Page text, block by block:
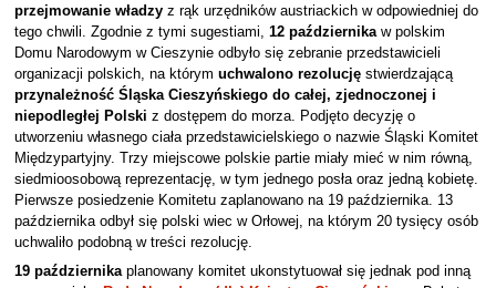
przejmowanie władzyz rąk urzędników austriackich w odpowiedniej do
tego chwili. Zgodnie z tymi sugestiami, 12 październikaw polskim
Domu Narodowym w Cieszynie odbyło się zebranie przedstawicieli
organizacji polskich, na którym uchwalono rezolucjęstwierdzającą
przynależność Śląska Cieszyńskiego do całej, zjednoczonej i
niepodległej Polski z dostępem do morza. Podjęto decyzję o
utworzeniu własnego ciała przedstawicielskiego o nazwie Śląski Komitet
Międzypartyjny. Trzy miejscowe polskie partie miały mieć w nim równą,
siedmioosobową reprezentację, w tym jednego posła oraz jedną kobietę.
Pierwsze posiedzenie Komitetu zaplanowano na 19 października. 13
października odbył się polski wiec w Orłowej, na którym 20 tysięcy osób
uchwaliło podobną w treści rezolucję.
19 październikaplanowany komitet ukonstytuował się jednak pod inną